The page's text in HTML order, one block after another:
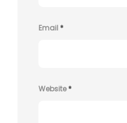
Email*
Website*